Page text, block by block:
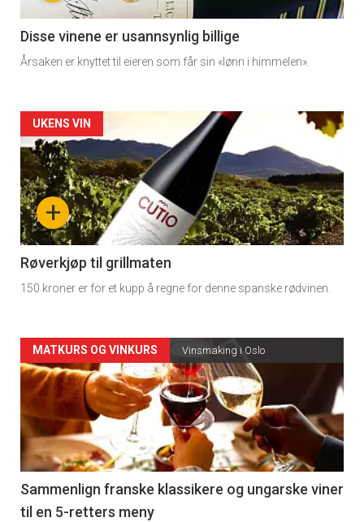
3
Disse vinene er usannsynlig billige
Årsaken er knyttet til eieren som får sin «lønn i himmelen».
Forsiden
akkurat
nå
-
4
+
UKENS VIN
Røverkjøp til grillmaten
150 kroner er for et kupp å regne for denne spanske rødvinen.
Forsiden
akkurat
nå
-
5
MATKURS OG VINKURS Vinsmaking i Oslo
Sammenlign franske klassikere og ungarske viner
til en 5-retters meny